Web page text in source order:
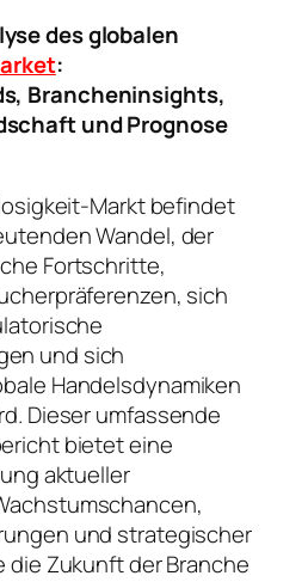
des globalen
:
Brancheninsights,
und Prognose
Markt befindet
Wandel, der
Fortschritte,
sich
und sich
Handelsdynamiken
Dieser umfassende
bietet eine
aktueller
und strategischer
die Zukunft der Branche